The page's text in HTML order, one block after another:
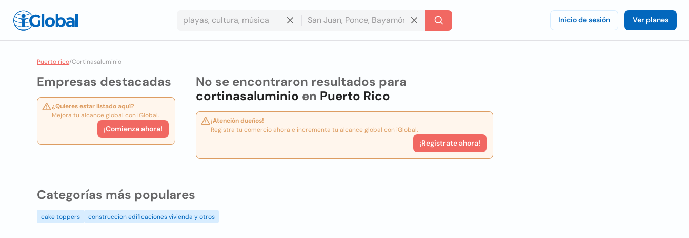
Inicio de sesión Ver planes
Puerto rico/Cortinasaluminio
Empresas destacadas
¿Quieres estar listado aquí?
Mejora tu alcance global con iGlobal.
¡Comienza ahora!
No se encontraron resultados para
cortinasaluminio en Puerto Rico
¡Atención dueños!
Registra tu comercio ahora e incrementa tu alcance global con iGlobal.
¡Registrate ahora!
Categorías más populares
cake toppers construccion edificaciones vivienda y otros